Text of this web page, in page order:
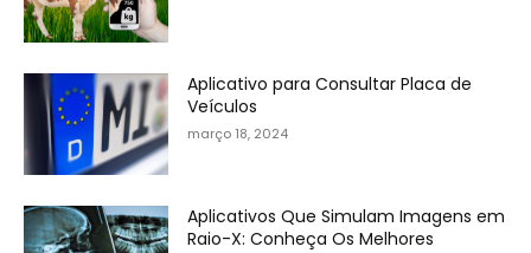
Aplicativo para Consultar Placa de
Veículos
março 18, 2024
Aplicativos Que Simulam Imagens em
Raio-X: Conheça Os Melhores